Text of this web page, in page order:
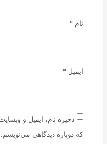
نام *
ایمیل *
ذخیره نام، ایمیل و
که دوباره دیدگاهی می‌نویسم.